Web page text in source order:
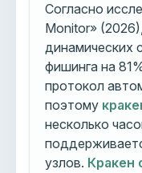
Согласно
Monitor»
динамических
фишинга на
протокол
поэтому
несколько
узлов. Кракен